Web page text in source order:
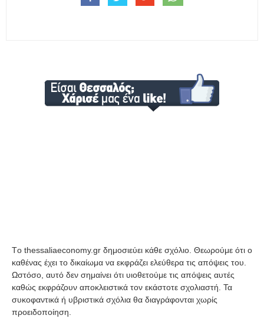
Tο thessaliaeconomy.gr δημοσιεύει κάθε σχόλιο. Θεωρούμε ότι ο
καθένας έχει το δικαίωμα να εκφράζει ελεύθερα τις απόψεις του.
Ωστόσο, αυτό δεν σημαίνει ότι υιοθετούμε τις απόψεις αυτές
καθώς εκφράζουν αποκλειστικά τον εκάστοτε σχολιαστή. Τα
συκοφαντικά ή υβριστικά σχόλια θα διαγράφονται χωρίς
προειδοποίηση.